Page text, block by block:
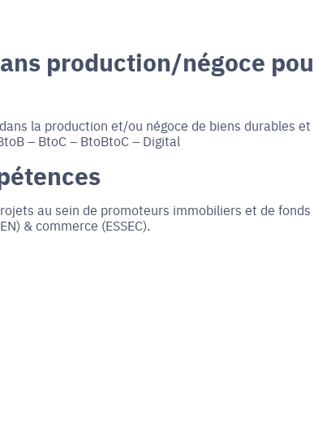
production/négoce
la production et/ou négoce de biens durables et
– BtoC – BtoBtoC – Digital
au sein de promoteurs immobiliers et de fonds
& commerce (ESSEC).